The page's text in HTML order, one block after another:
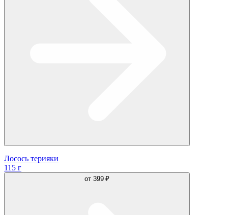
Лосось терияки
115 г
от 399 ₽